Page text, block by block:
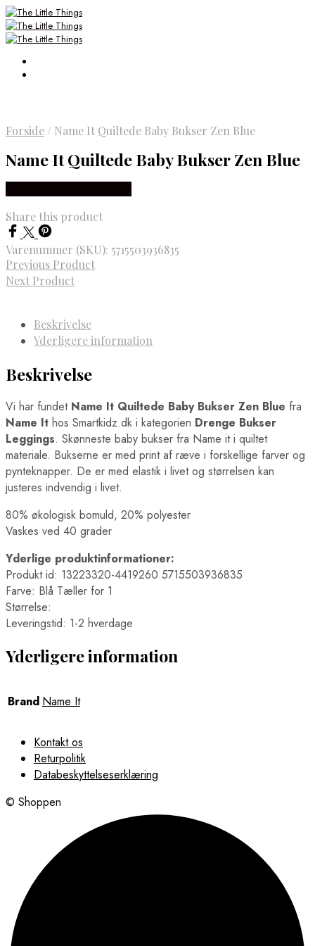
Forside / Name It Quiltede Baby Bukser Zen Blue
Name It Quiltede Baby Bukser Zen Blue
Share this product
Varenummer (SKU): 5715503936835
Previous Product
Next Product
Beskrivelse
Yderligere information
Beskrivelse
Vi har fundet Name It Quiltede Baby Bukser Zen Blue fra
Name It hos Smartkidz.dk i kategorien Drenge Bukser
Leggings. Skønneste baby bukser fra Name it i quiltet
materiale. Bukserne er med print af ræve i forskellige farver og
pynteknapper. De er med elastik i livet og størrelsen kan
justeres indvendig i livet.
80% økologisk bomuld, 20% polyester
Vaskes ved 40 grader
Yderlige produktinformationer:
Produkt id: 13223320-4419260 5715503936835
Farve: Blå Tæller for 1
Størrelse:
Leveringstid: 1-2 hverdage
Yderligere information
Brand Name It
Kontakt os
Returpolitik
Databeskyttelseserklæring
© Shoppen